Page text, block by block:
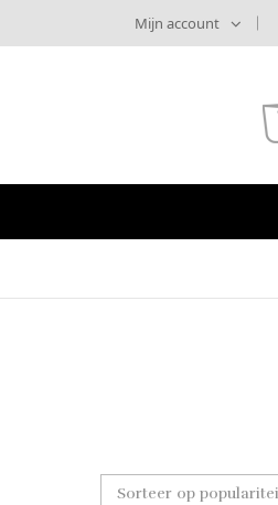
Mijn account